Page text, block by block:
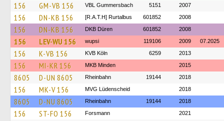
156 GM-VB 156 VBL Gummersbach 5151 2007
156 DN-KB 156 [R.A.T.H] Rurtalbus 601852 2008
156 DN-KB 156 DKB Düren 601852 2008
156 LEV-WU 156 wupsi 119106 2009 07.2025
156 K-VB 156 KVB Köln 6259 2013
156 MI-KR 156 MKB Minden 2015
8605 D-UN 8605 Rheinbahn 19144 2018
156 MK-V 156 MVG Lüdenscheid 2018
8605 D-NU 8605 Rheinbahn 19144 2018
156 ST-FO 156 Forsmann 2021